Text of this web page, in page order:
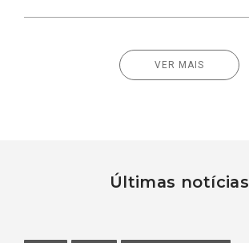
VER MAIS
Últimas notícias